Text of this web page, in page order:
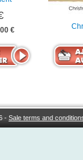
€
-Sale terms and